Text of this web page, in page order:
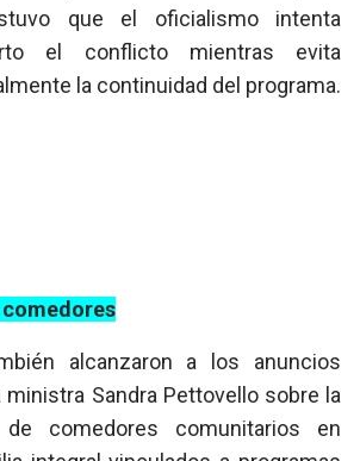
que el oficialismo intenta
el conflicto mientras evita
la continuidad del programa.
alcanzaron a los anuncios
ministra Sandra Pettovello sobre la
de comedores comunitarios en